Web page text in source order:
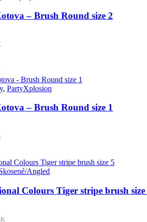
– Brush Round size 2
, PartyXplosion
– Brush Round size 1
Angled
Colours Tiger stripe brush size